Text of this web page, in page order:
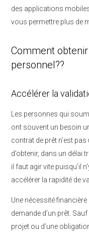
des applications
vous permettre plus de
Comment
personnel??
Accélérer la
Les personnes qui
ont souvent un besoin
contrat de prêt n’est
d’obtenir, dans un délai
il faut agir vite puisqu’il
accélérer la rapidité de
Une nécessité
demande d’un prêt.
projet ou d’une